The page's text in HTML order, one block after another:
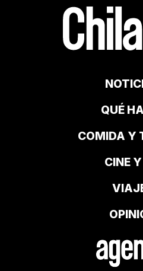
QUÉ
COMIDA Y
CINE